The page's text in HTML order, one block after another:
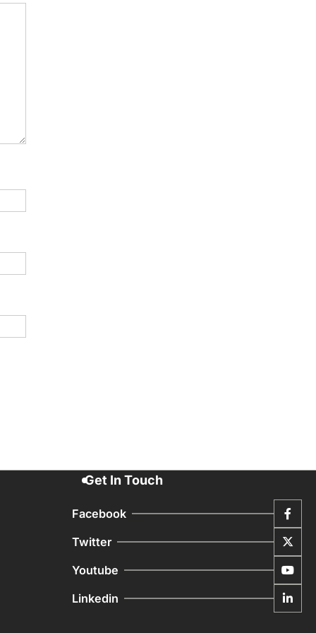
Get In Touch
Facebook
Twitter
Youtube
Linkedin